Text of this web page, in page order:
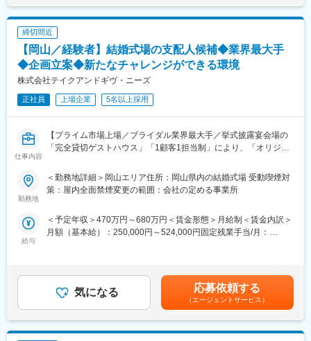
テイクアンドギヴ・ニーズは「あそびごころとやさしさで、人の
心を人生を豊かにする」を企業理念としていますが、見学をしに
来てくださった初日から～式を終えてお見送りをする最後の瞬間
までトータルコーディネートでお客様に対して価値提供したいと
思って頂ける方のご応募をお待ちしております。
◇充実の研修制度
未経験でも安心の研修制度が整っています。入社後は約半年間ト
レーナーが付き、具体的な業務面やメンタルサポートなど、独り
◇多様なキャリアパス
業にも参画していく予定なので、ホテル事業側にも挑戦可能で
す。長期的なキャリアの中で企画やバック部門にも挑戦頂く事も
★◇長期的な事業持続◎
当社は利益率の高い事業を成長ドライバーとし、グループ全体の
収益拡大。ウェディング事業は、キャッシュカウとしての収益を
維持しながら市場シェア拡大中。ホテル事業は、高いデザイン性
可能性があります。月給(月額)は固定手当を含めた表記です。
締切間近
【岡山／経験者】結婚式場の支配人候補◆業界最大手
◆企画立案◆新たなチャレンジができる環境
株式会社テイクアンドギヴ・ニーズ
正社員 上場企業 5名以上採用
仕事内容
【プライム市場上場／ブライダル業界最大手／挙式披露宴会場の
「完全貸切ゲストハウス」「1顧客1担当制」により、「オリジナ
ご入社後は3－6か月程、支配人候補研修（座学や現場研修など）
を受けて頂き、支配人に着任していただきます。
◆式場の業績管理
お客様の組数・成約数・成約率・単価・売上・原価・販管費・利
◆各セクションのマネジメント業務
プランナーから料理、装花、美容、衣装、写真撮影など、各部署
のリーダーやスタッフと連携を取りながら、全体のマネジメント
を行います。
◆スタッフの採用・教育
勤務地
＜勤務地詳細＞岡山エリア住所：岡山県内の結婚式場 受動喫煙対
策：屋内全面禁煙変更の範囲：会社の定める事業所
給与
＜予定年収＞470万円～680万円＜賃金形態＞月給制＜賃金内訳＞
月額（基本給）：250,000円～524,000円固定残業手当/月：
は年齢、ご経験スキルを考慮のうえ、決定します。月間30時間の
みなし残業時間を超過した分は残業手当を支給■昇給:年2回■賞与:
年2回賃金はあくまでも目安の金額であり、選考を通じて上下する
可能性があります。月給(月額)は固定手当を含めた表記です。
気になる 応募依頼する
（エージェントサービス）